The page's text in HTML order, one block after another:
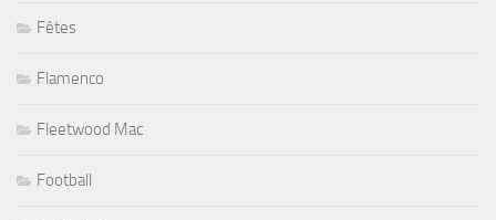
Fêtes
Flamenco
Fleetwood Mac
Football